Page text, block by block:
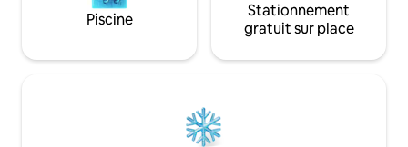
Piscine
Stationnement
gratuit sur place